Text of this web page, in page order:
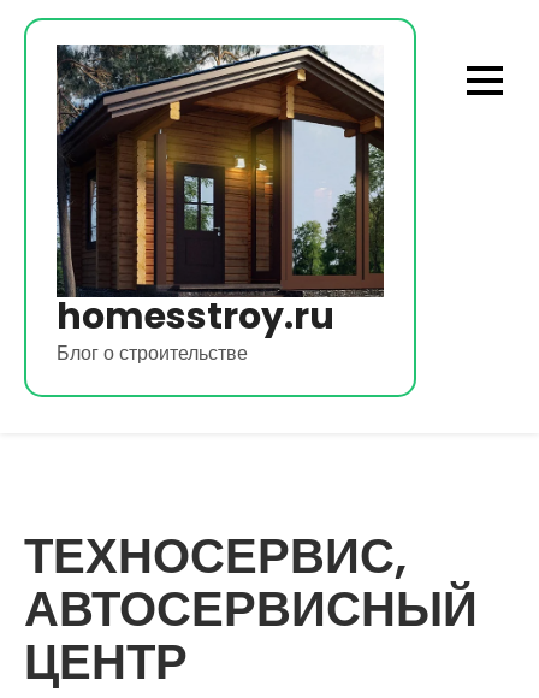
Перейти
содержимому
homesstroy.ru
Блог о строительстве
ТЕХНОСЕРВИС,
АВТОСЕРВИСНЫЙ
ЦЕНТР